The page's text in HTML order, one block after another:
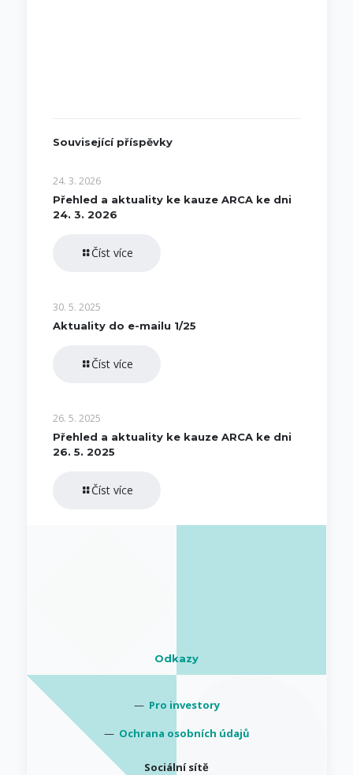
Související příspěvky
24. 3. 2026
Přehled a aktuality ke kauze ARCA ke dni
24. 3. 2026
Číst více
30. 5. 2025
Aktuality do e-mailu 1/25
Číst více
26. 5. 2025
Přehled a aktuality ke kauze ARCA ke dni
26. 5. 2025
Číst více
Odkazy
— Pro investory
— Ochrana osobních údajů
Sociální sítě